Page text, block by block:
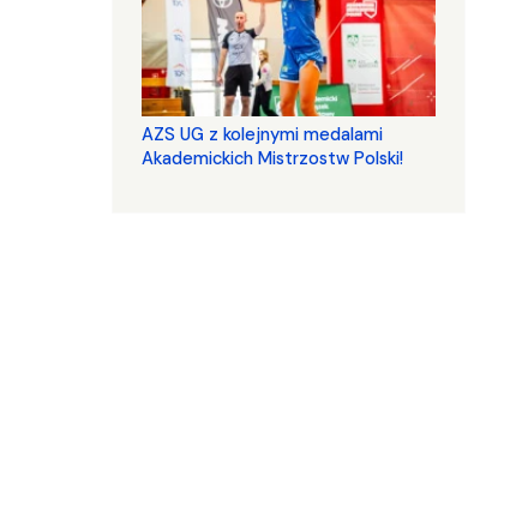
AZS UG z kolejnymi medalami
Akademickich Mistrzostw Polski!